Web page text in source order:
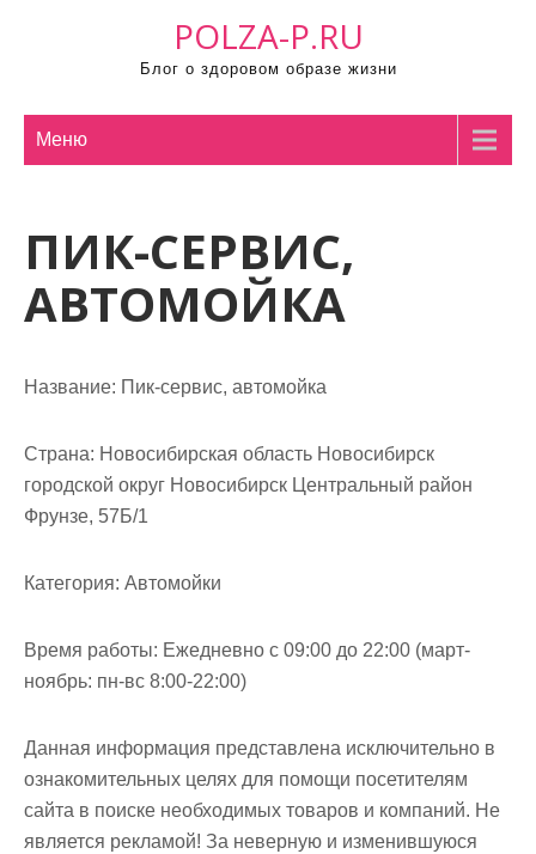
POLZA-P.RU
Блог о здоровом образе жизни
Меню
ПИК-СЕРВИС,
АВТОМОЙКА
Название: Пик-сервис, автомойка
Страна: Новосибирская область Новосибирск
городской округ Новосибирск Центральный район
Фрунзе, 57Б/1
Категория: Автомойки
Время работы: Ежедневно с 09:00 до 22:00 (март-
ноябрь: пн-вс 8:00-22:00)
Данная информация представлена исключительно в
ознакомительных целях для помощи посетителям
сайта в поиске необходимых товаров и компаний. Не
является рекламой! За неверную и изменившуюся